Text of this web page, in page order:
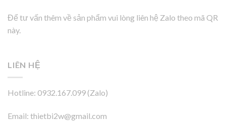
Để tư vấn thêm về sản phẩm vui lòng liên hệ Zalo theo mã QR
này.
LIÊN HỆ
Hotline: 0932.167.099 (Zalo)
Email: thietbi2w@gmail.com